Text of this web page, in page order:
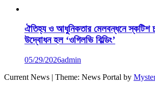
ঐতিহ্য ও আধুনিকতার মেলবন্ধনে স্কটিশ
উদ্বোধন হল ‘ওগিলভি বিল্ডিং’
05/29/2026admin
Current News | Theme: News Portal by